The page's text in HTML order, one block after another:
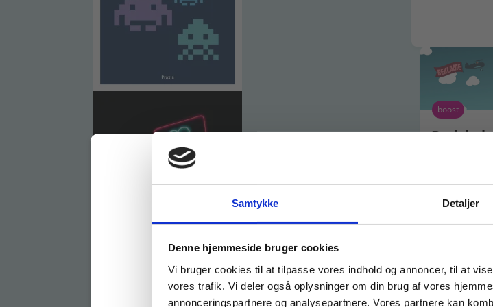
Samtykke Detaljer
Denne hjemmeside bruger cookies
Vi bruger cookies til at tilpasse vores indhold og annoncer, til at
vores trafik. Vi deler også oplysninger om din brug af vores
annonceringspartnere og analysepartnere. Vores partnere kan
boost
Budskab
boost
Afsender
Køb læremidler og find masterclasses mm.